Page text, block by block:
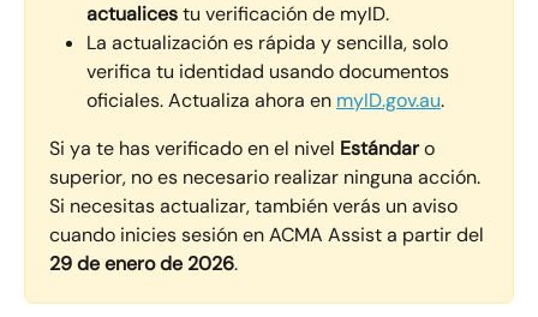
actualices tu verificación de myID.
La actualización es rápida y sencilla, solo
verifica tu identidad usando documentos
oficiales. Actualiza ahora en myID.gov.au.
Si ya te has verificado en el nivel Estándar o
superior, no es necesario realizar ninguna acción.
Si necesitas actualizar, también verás un aviso
cuando inicies sesión en ACMA Assist a partir del
29 de enero de 2026.